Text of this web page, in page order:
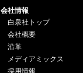
会社情報
白泉社トップ
会社概要
沿革
メディアミックス
採用情報